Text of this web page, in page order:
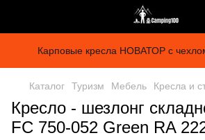
Карповые кресла НОВАТОР с
Каталог Туризм Мебель Кресла и
Кресло - шезлонг
FC 750-052 Green RA